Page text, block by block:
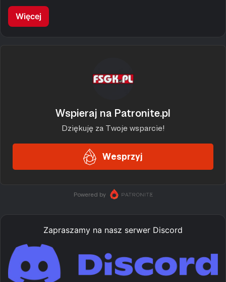
Więcej
Zapraszamy na nasz serwer Discord